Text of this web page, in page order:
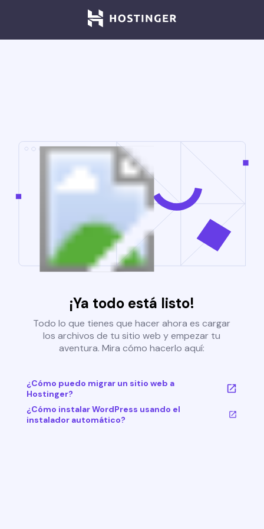
¡Ya todo está listo!
Todo lo que tienes que hacer ahora es cargar
los archivos de tu sitio web y empezar tu
aventura. Mira cómo hacerlo aquí:
¿Cómo puedo migrar un sitio web a
Hostinger?
¿Cómo instalar WordPress usando el
instalador automático?